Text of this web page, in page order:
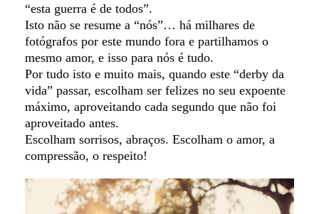
“esta guerra é de todos”.
Isto não se resume a “nós”… há milhares de
fotógrafos por este mundo fora e partilhamos o
mesmo amor, e isso para nós é tudo.
Por tudo isto e muito mais, quando este “derby da
vida” passar, escolham ser felizes no seu expoente
máximo, aproveitando cada segundo que não foi
aproveitado antes.
Escolham sorrisos, abraços. Escolham o amor, a
compressão, o respeito!